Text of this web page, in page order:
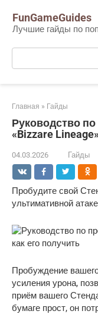
контенту
FunGameGuides
Лучшие гайды по
Поиск:
Главная » Гайды
Руководство
«Bizzare
04.03.2026 Гайды
Пробудите свой
ультимативной
Пробуждение
усиления урона,
приём вашего
бумаге прост, он